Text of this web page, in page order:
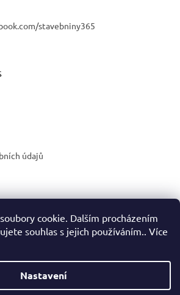
cookie. Dalším procházením
souhlas s jejich používáním.. Více
Nastavení
stavebniny365
údajů
Blog
Vytvořil Shoptet